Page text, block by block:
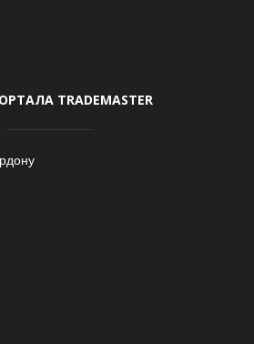
TRADEMASTER